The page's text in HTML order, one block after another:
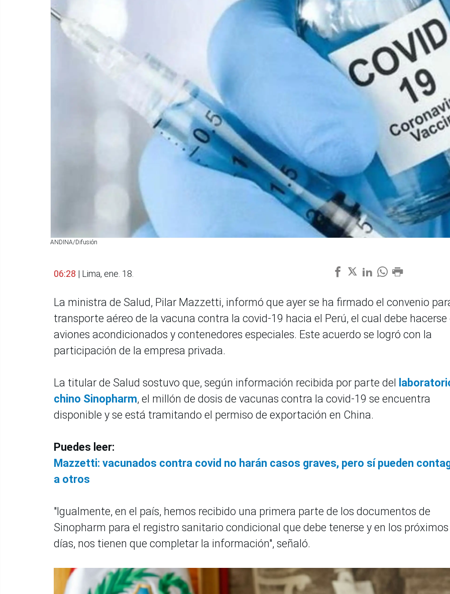
ANDINA/Difusión
06:28 | Lima, ene. 18.
La ministra de Salud, Pilar Mazzetti, informó que ayer se ha firmado el convenio
transporte aéreo de la vacuna contra la covid-19 hacia el Perú, el cual debe hacerse
aviones acondicionados y contenedores especiales. Este acuerdo se logró con la
participación de la empresa privada.
La titular de Salud sostuvo que, según información recibida por parte del
chino Sinopharm, el millón de dosis de vacunas contra la covid-19 se encuentra
disponible y se está tramitando el permiso de exportación en China.
Puedes leer:
Mazzetti: vacunados contra covid no harán casos graves, pero sí pueden
a otros
"Igualmente, en el país, hemos recibido una primera parte de los documentos de
Sinopharm para el registro sanitario condicional que debe tenerse y en los próximos
días, nos tienen que completar la información", señaló.